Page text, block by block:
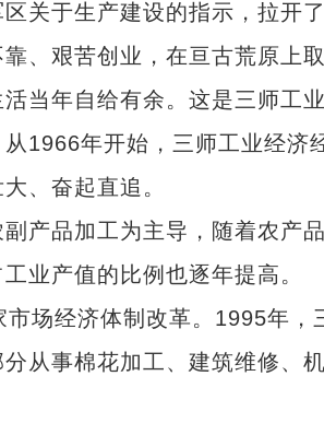
关于生产建设的指示，拉开
、艰苦创业，在亘古荒原上
当年自给有余。这是三师工业
年开始，三师工业经济
、奋起直追。
品加工为主导，随着农产品
业产值的比例也逐年提高。
经济体制改革。1995年，
从事棉花加工、建筑维修、